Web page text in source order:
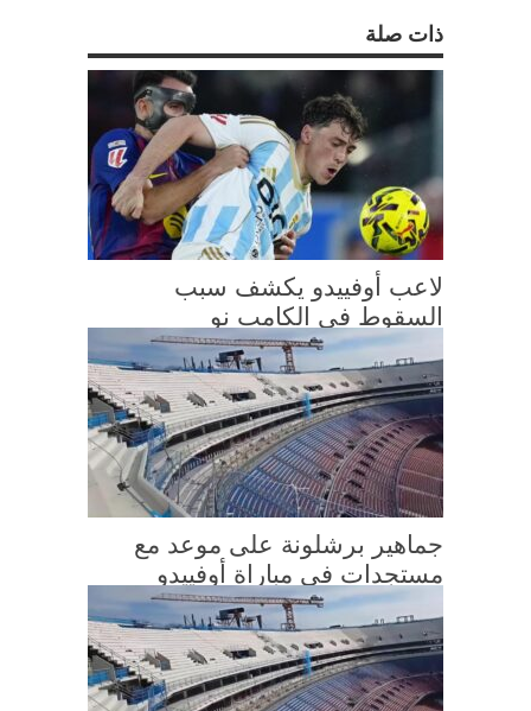
ذات صلة
لاعب أوفييدو يكشف سبب
السقوط في الكامب نو
جماهير برشلونة على موعد مع
مستجدات في مباراة أوفييدو